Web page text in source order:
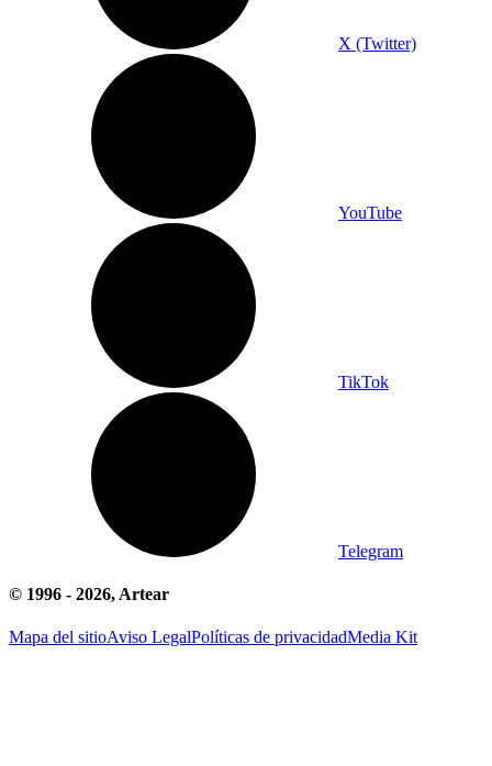
X (Twitter)
YouTube
TikTok
Telegram
© 1996 - 2026, Artear
Mapa del sitioAviso LegalPolíticas de privacidadMedia Kit